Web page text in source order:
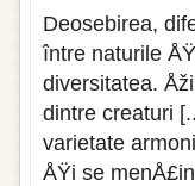
Deosebirea,
între naturile
diversitatea.
dintre creaturi
varietate
ÅŸi se